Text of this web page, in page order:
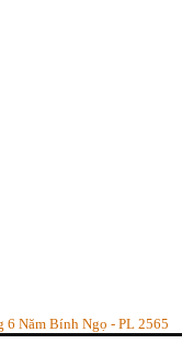
6 Năm Bính Ngọ - PL 2565